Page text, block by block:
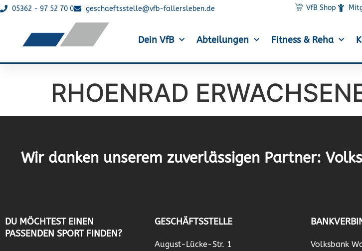
05362 - 97 52 70 0 geschaeftsstelle@vfb-fallersleben.de VfB Shop
Dein VfB Abteilungen Fitness & Reha
RHOENRAD
Wir danken unserem zuverlässigen Partner:
DU MÖCHTEST EINEN
PASSENDEN SPORT FINDEN?
GESCHÄFTSSTELLE
August-Lücke-Str. 1
Volksbank